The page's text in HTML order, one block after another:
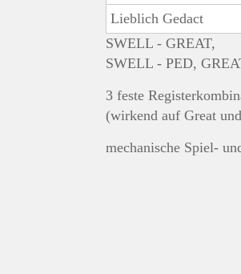
Lieblich Gedact
SWELL - GREAT,
SWELL - PED,
3 feste
(wirkend auf Great
mechanische Spiel-